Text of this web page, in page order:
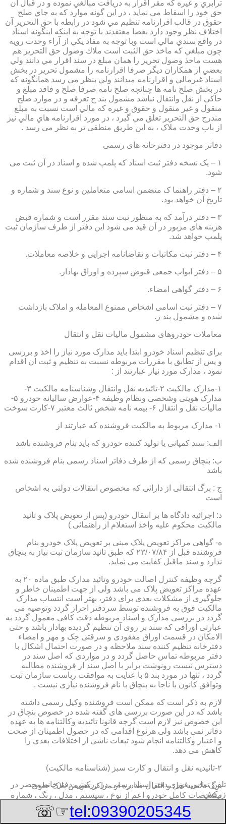
ترابري و غيره كه مقر اقرار به دريافت مبالغي نموده و در قبال آن
حق خود را اسقاط مي نمايد ، در اين گونه موارد كه به جاي صلح
حقوق در قالب اقرارنامه تنظيم مي شود در رابطه با حق التحرير آن
اختلاف نظر وجود دارد بعضا معتقدند با توجه به اينكه اينگونه اسناد
در واقع سندي مالي است وبا توجه به مفاد يكي از آراء وحدت رويه
چون مبلغي كه ماخذ حق الثبت است ملاك وصول حق التحرير هم
هست ماخذ وصول تحرير را همان مبلغ در سند اقرار مي دانند ولي
بعضي از همكاران ديگر صرفا اقرارنامه را مشمول تحرير در بخش
اسناد غيرمالي و اقرارنامه ميدانند ولي بنظر مي رسد همانگونه كه
در بخش صلح نامه ها چنانچه صلح نامه صرفا صلح و فاقد مبلغ و
حاكي از نقل وانتقال نباشد مشمول بند ج تعرفه و در موارد صلح
منقول و غير منقول و حقوق و غيره كه مالي است نسبت به مبلغ
مندرج حق التحرير تعلق مي گيرد ، در مورد اقرارنامه هاي مالي نيز
از باب وحدت ملاک ، به این طریق منطقی تر به نظر می رسد .
دفاتر موجود در دفترخانه های رسمی
۱ – یک نسخه دفتر ثبت اسناد که پلمپ شده و اسناد در آن ثبت می
شود.
۲ – دفتر راهنما ک متضمن اسامی متعاملین و نوع سند و شماره و
تاریخ آن خواهد بود.
۳ – دفتر درآمد که به منظور ثبت سند مقرر است و شماره قبض
هزینه های مزبور در آن قید می شود این دفتر از طرف سازمان ثبت
پلمپ خواهد شد.
۴ – دفتر ثبت مکاتبات و تقاضانامه اجرایی و خلاصه معاملات.
۵ – دفتر ابواب جمعی قبوض سپرده و اوراق بهادار.
۶ – دفتر گواهی امضاء.
۷ – دفتر ثبت اسامی اشخاص ممنوع المعامله و املاک بازداشت
شده و مشمول بند ز.
معاملات خودروهای مشمول مالیات نقل و انتقال
برای تنظیم اسناد خودرو ابتدا باید مدارک مورد نیاز را اخذ و بررسی
و پس از تطابق با مقررات مربوطه نسبت به تنظیم و ثبت ان اقدام
نمود ، مدارک مورد نیاز عبارتند از :
۱-مدارک مالکیت ۲-تائیدیه نقل وانتقال وشناسنامه مالکیت ۳-
مدارک هویتی وشخصی ونظام وظیفه ۴-عوارض سالیانه خودرو ۵-
مالیات نقل و انتقال ۶- بیمه نامه شخص ثالث معتبر ۷-کارت سوخت
۱- مدارک مربوط به مالکیت فروشنده که عبارتند از
الف: سند کمپانی یا تولید کننده خودرو که باید بنام فروشنده باشد
ب: بنچاق رسمی که از طرف دفاتر اسناد رسمی بنام فروشنده شده
باشد
ج : برگ انتقالی از دارائی که مخصوص انتقالات دولتی به اشخاص
است
د: اجرائیه دادگاه ها بر انتقال خودرو (پس از تعویض پلاک و تائید
مالکیت محکوم علیه واخذ استعلام از راهنمائی )
ه- گواهی مراکز تعویض پلاک مبنی بر تعویض پلاک خودرو بنام
فروشنده قبل از ۲۳/۰۷/۸۴ که طبق تائید سازمان ثبت نیاز به بنچاق
ندارد و سند ماقبل کفایت می نماید.
گرچه وظیفه کنترل اصالت خودرو وتائید مدارک طبق ماده ۲۰ به
عهده مراکز تعویض پلاک می باشد ولی از جهت اطمینان خاطر و
جلوگیری از مشکلات بعدی برای دفتر، بهتر است انتساب مدارک
مالکیت فوق به فروشنده توسط سردفتر احراز گردد وتوصیه می
گردد در بررسی مدارک و اسناد مربوطه دقت کافی معمول گردد به
عبارتی اوراقی که سند بر روی آن تنظیم گردیده بهادار باشد و حتی
الامکان در قسمت اوراق مفقودی و سرقتی چک و مهر و امضاء
دفترخانه تنظیم کننده سند ملاحظه و در صورت احتمال اشکال با
دفتر مربوطه تماس حاصل گردد و در مواردی که اصل سند در
دسترس نیست رونوشت برابر با اصل سند از فروشنده مطالبه
گردد ، تنها در مورد بند ۵ با عنایت به موافقت ریاست سازمان ثبت
وتوافق کانون با ناجا به بنچاق با نام فروشنده نیازی نیست .
لازم به ذکر است که ممکن است فروشنده وکیل رسمی داشته
باشد که در این صورت بررسی های گفته شده در خصوص بنچاق در
این خصوص نیز لازم است گرچه قانونا تائیدیه وکالتنامه ها به عهده
دفاتر نمی باشد ولی هرنوع اقدامی که در حصول اطمینان از صحت
و اعتبار وکالتنامه انجام شود تبعات ناشی از اختلافات بعدی را
کاهش می دهد.
۲-تائیدیه نقل و انتقال و کارت سبز (شناسنامه مالکیت)
برگ تائیدیه نقل و انتقال صادره از مراکز تعویض پلاک حاوی
مشخصات کامل خودرو اعم از نوع ، سیستم ، مدل ، رنگ ، شماره
صدر صفحه و مشخصات فروشنده و خریدار اعم از مشخصات
تلفن تماس فوریدفتر اسناد رسمی در زرکش, دفترخانه,محضر در
زرکش
tel:09390205345
☞☏